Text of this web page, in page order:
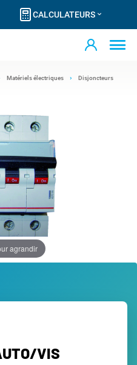
CALCULATEURS
Matériels électriques Disjoncteurs
agrandir
VIS